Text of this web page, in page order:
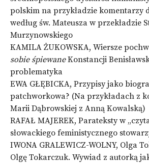
polskim na przykładzie komentarzy
według św. Mateusza w przekładzie
Murzynowskiego
KAMILA ŻUKOWSKA, Wiersze
sobie śpiewaneKonstancji
problematyka
EWA GŁĘBICKA, Przypisy jako
patchworkowa? (Na przykładach z
Marii Dąbrowskiej z Anną Kowalską)
RAFAŁ MAJEREK, Parateksty w
słowackiego feministycznego
IWONA GRALEWICZ-WOLNY, Olga
Olgę Tokarczuk. Wywiad z autorką